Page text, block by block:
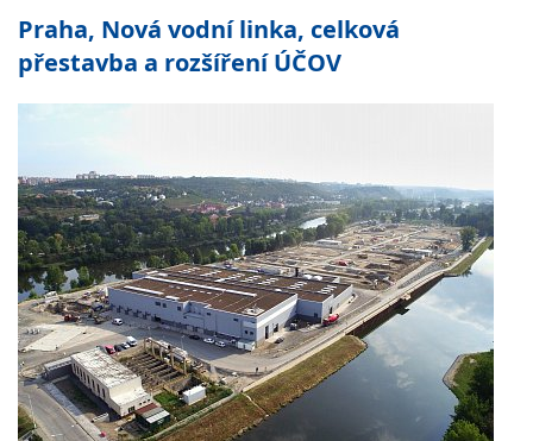
Praha, Nová vodní linka, celková
přestavba a rozšíření ÚČOV